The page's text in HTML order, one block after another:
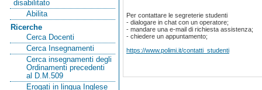
disabilitato
Abilita
Ricerche
Cerca Docenti
Cerca Insegnamenti
Cerca insegnamenti degli
Ordinamenti precedenti
al D.M.509
Erogati in lingua Inglese
Per contattare le segreterie studenti
- dialogare in chat con un operatore;
- mandare una e-mail di richiesta assistenza;
- chiedere un appuntamento;
https://www.polimi.it/contatti_studenti